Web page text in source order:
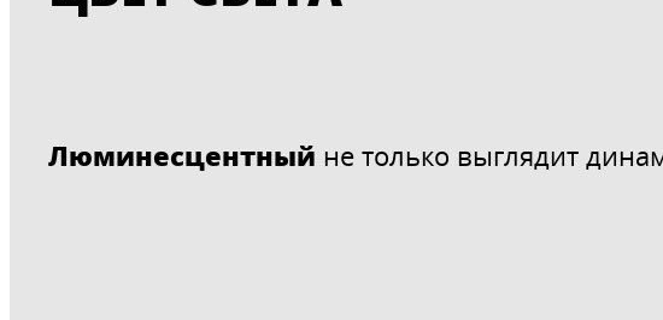
Люминесцентный не только выглядит